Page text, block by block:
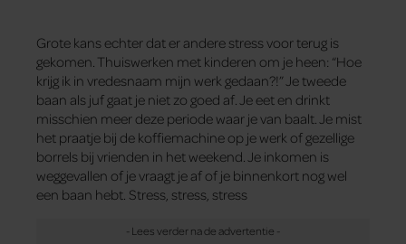
Grote kans echter dat er andere stress voor terug is
gekomen. Thuiswerken met kinderen om je heen: “Hoe
krijg ik in vredesnaam mijn werk gedaan?!” Je tweede
baan als juf gaat je niet zo goed af. Je eet en drinkt
misschien meer deze periode waar je van baalt. Je mist
het praatje bij de koffiemachine op je werk of gezellige
borrels bij vrienden in het weekend. Je inkomen is
weggevallen of je vraagt je af of je binnenkort nog wel
een baan hebt. Stress, stress, stress